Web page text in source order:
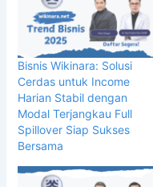
Bisnis Wikinara: Solusi
Cerdas untuk Income
Harian Stabil dengan
Modal Terjangkau Full
Spillover Siap Sukses
Bersama